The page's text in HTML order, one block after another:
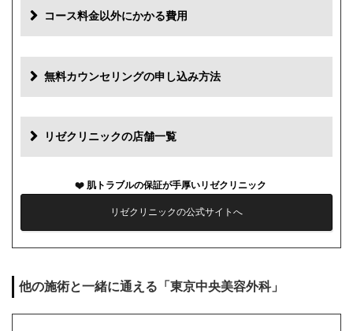
コース料金以外にかかる費用
初診料 0円
再診料 0円
薬代 0円
シェービング代 0円
キャンセル料 前日まで無料
無料カウンセリングの申し込み方法
リゼクリニックの店舗一覧
肌トラブルの保証が手厚いリゼクリニック
リゼクリニックの公式サイトへ
他の施術と一緒に通える「東京中央美容外科」